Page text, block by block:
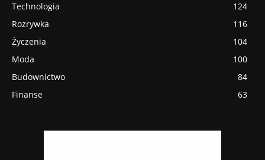
Technologia
124
Rozrywka
116
Życzenia
104
Moda
100
Budownictwo
84
Finanse
63